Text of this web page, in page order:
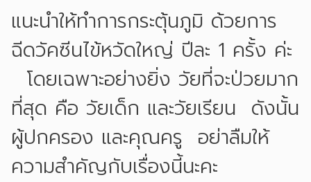
แนะนำให้ทำการกระตุ้นภูมิ ด้วยการ
ฉีดวัคซีนไข้หวัดใหญ่ ปีละ 1 ครั้ง ค่ะ
โดยเฉพาะอย่างยิ่ง วัยที่จะป่วยมาก
ที่สุด คือ วัยเด็ก และวัยเรียน ดังนั้น
ผู้ปกครอง และคุณครู อย่าลืมให้
ความสำคัญกับเรื่องนี้นะคะ